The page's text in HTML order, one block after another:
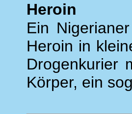
Heroin
Ein
Heroin in
Drogenkurier
Körper, ein